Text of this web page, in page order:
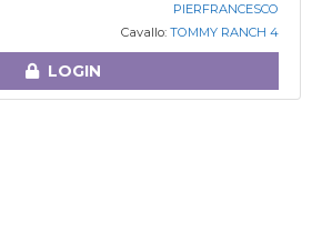
PIERFRANCESCO
Cavallo: TOMMY RANCH 4
LOGIN